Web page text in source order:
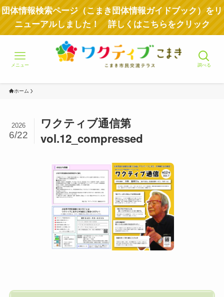
団体情報検索ページ（こまき団体情報ガイドブック）をリ
ニューアルしました！ 詳しくはこちらをクリック
調べる
メニュー
ホーム
ワクティブ通信第
vol.12_compressed
2026
6/22